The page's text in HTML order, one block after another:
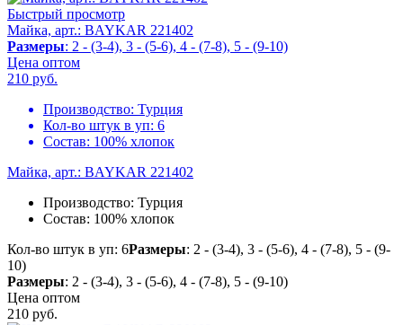
Быстрый просмотр
Майка, арт.: BAYKAR 221402
Размеры: 2 - (3-4), 3 - (5-6), 4 - (7-8), 5 - (9-10)
Цена оптом
210 руб.
Производство: Турция
Кол-во штук в уп: 6
Состав: 100% хлопок
Майка, арт.: BAYKAR 221402
Производство: Турция
Состав: 100% хлопок
Кол-во штук в уп: 6Размеры: 2 - (3-4), 3 - (5-6), 4 - (7-8), 5 - (9-
10)
Размеры: 2 - (3-4), 3 - (5-6), 4 - (7-8), 5 - (9-10)
Цена оптом
210 руб.